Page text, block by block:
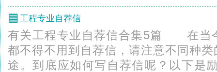
工程专业自荐信
有关工程专业自荐信合集5篇 在当
都不得不用到自荐信，请注意不同种
途。到底应如何写自荐信呢？以下是